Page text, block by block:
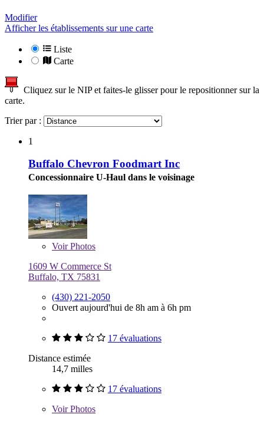
Modifier
Afficher les établissements sur une carte
Liste
Carte
Cliquez sur le NIP et faites-le glisser pour le repositionner sur la
carte.
Trier par :
1
Buffalo Chevron Foodmart Inc
Concessionnaire U-Haul dans le voisinage
VoirPhotos
1609 W Commerce St
Buffalo, TX 75831
(430) 221-2050
Ouvert aujourd'hui de 8h am à 6h pm
17 évaluations
Distance estimée
14,7 milles
17 évaluations
VoirPhotos